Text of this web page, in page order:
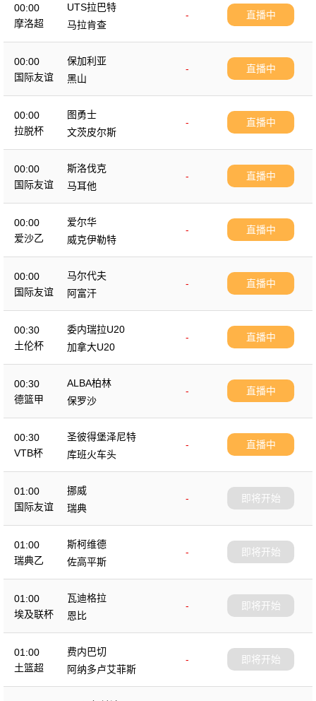
00:00
摩洛超
UTS拉巴特
-
马拉肯查
直播中
00:00
国际友谊
保加利亚
-
黑山
直播中
00:00
拉脱杯
图勇士
-
文茨皮尔斯
直播中
00:00
国际友谊
斯洛伐克
-
马耳他
直播中
00:00
爱沙乙
爱尔华
-
威克伊勒特
直播中
00:00
国际友谊
马尔代夫
-
阿富汗
直播中
00:30
土伦杯
委内瑞拉U20
-
加拿大U20
直播中
00:30
德篮甲
ALBA柏林
-
保罗沙
直播中
00:30
VTB杯
圣彼得堡泽尼特
-
库班火车头
直播中
01:00
国际友谊
挪威
-
瑞典
即将开始
01:00
瑞典乙
斯柯维德
-
佐高平斯
即将开始
01:00
埃及联杯
瓦迪格拉
-
恩比
即将开始
01:00
土篮超
费内巴切
-
阿纳多卢艾菲斯
即将开始